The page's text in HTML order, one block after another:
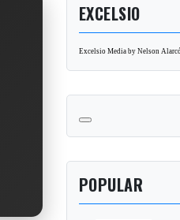
EXCELSIO
Excelsio Media by Nelson
POPULAR